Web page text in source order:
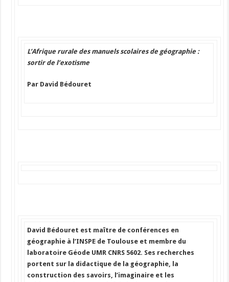
L’Afrique rurale des manuels scolaires de géographie :
sortir de l’exotisme
Par David Bédouret
David Bédouret est maître de conférences en
géographie à l’INSPE de Toulouse et membre du
laboratoire Géode UMR CNRS 5602. Ses recherches
portent sur la didactique de la géographie, la
construction des savoirs, l’imaginaire et les